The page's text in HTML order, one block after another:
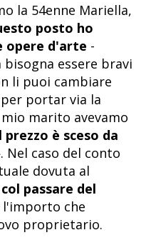
la 54enne Mariella,
posto ho
opere d'arte -
essere bravi
li puoi cambiare
portar via la
marito avevamo
prezzo è sceso da
Nel caso del conto
dovuta al
passare del
l'importo che
proprietario.